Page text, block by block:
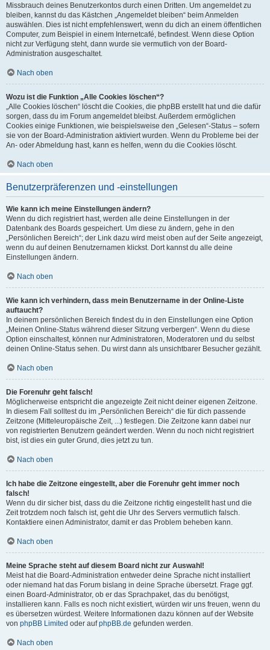
Missbrauch deines Benutzerkontos durch einen Dritten. Um angemeldet zu
bleiben, kannst du das Kästchen „Angemeldet bleiben“ beim Anmelden
auswählen. Dies ist nicht empfehlenswert, wenn du dich an einem öffentlichen
Computer, zum Beispiel in einem Internetcafé, befindest. Wenn diese Option
nicht zur Verfügung steht, dann wurde sie vermutlich von der Board-
Administration ausgeschaltet.
Nach oben
Wozu ist die Funktion „Alle Cookies löschen“?
„Alle Cookies löschen“ löscht die Cookies, die phpBB erstellt hat und die dafür
sorgen, dass du im Forum angemeldet bleibst. Außerdem ermöglichen
Cookies einige Funktionen, wie beispielsweise den „Gelesen“-Status – sofern
sie von der Board-Administration aktiviert wurden. Wenn du Probleme bei der
An- oder Abmeldung hast, kann es helfen, wenn du die Cookies löscht.
Nach oben
Benutzerpräferenzen und -einstellungen
Wie kann ich meine Einstellungen ändern?
Wenn du dich registriert hast, werden alle deine Einstellungen in der
Datenbank des Boards gespeichert. Um diese zu ändern, gehe in den
„Persönlichen Bereich“; der Link dazu wird meist oben auf der Seite angezeigt,
wenn du auf deinen Benutzernamen klickst. Dort kannst du alle deine
Einstellungen ändern.
Nach oben
Wie kann ich verhindern, dass mein Benutzername in der Online-Liste
auftaucht?
In deinem persönlichen Bereich findest du in den Einstellungen eine Option
„Meinen Online-Status während dieser Sitzung verbergen“. Wenn du diese
Option einschaltest, können nur Administratoren, Moderatoren und du selbst
deinen Online-Status sehen. Du wirst dann als unsichtbarer Besucher gezählt.
Nach oben
Die Forenuhr geht falsch!
Möglicherweise entspricht die angezeigte Zeit nicht deiner eigenen Zeitzone.
In diesem Fall solltest du im „Persönlichen Bereich“ die für dich passende
Zeitzone (Mitteleuropäische Zeit, ...) festlegen. Die Zeitzone kann dabei nur
von registrierten Benutzern geändert werden. Wenn du noch nicht registriert
bist, ist dies ein guter Grund, dies jetzt zu tun.
Nach oben
Ich habe die Zeitzone eingestellt, aber die Forenuhr geht immer noch
falsch!
Wenn du dir sicher bist, dass du die Zeitzone richtig eingestellt hast und die
Zeit trotzdem noch falsch ist, geht die Uhr des Servers vermutlich falsch.
Kontaktiere einen Administrator, damit er das Problem beheben kann.
Nach oben
Meine Sprache steht auf diesem Board nicht zur Auswahl!
Meist hat die Board-Administration entweder deine Sprache nicht installiert
oder niemand hat das Forum bislang in deine Sprache übersetzt. Frage ggf.
einen Board-Administrator, ob er das Sprachpaket, das du benötigst,
installieren kann. Falls es noch nicht existiert, würden wir uns freuen, wenn du
es übersetzen würdest. Weitere Informationen dazu können auf der Website
von phpBB Limited oder aufphpBB.de gefunden werden.
Nach oben